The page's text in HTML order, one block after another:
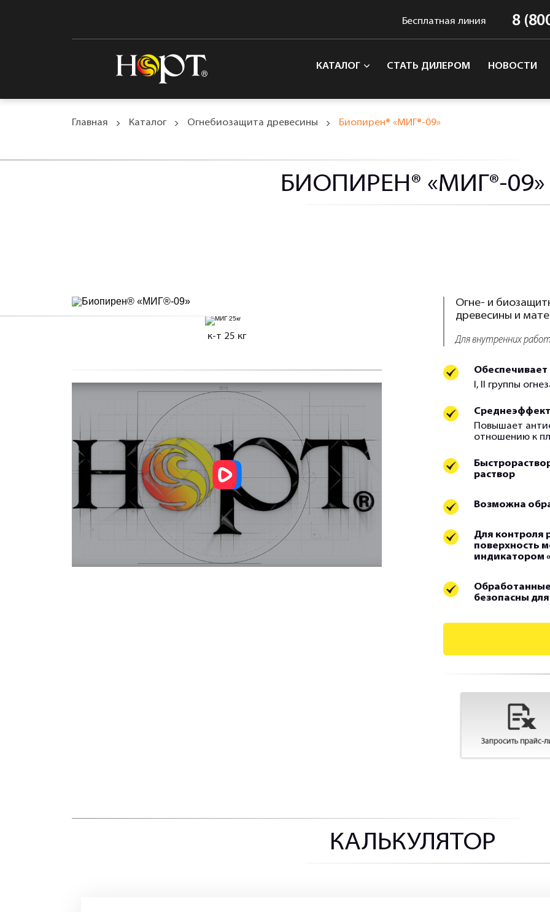
КАТАЛОГ СТАТЬ ДИЛЕРОМ НОВОСТИ
Бесплатная линия 8
Главная Каталог Огнебиозащита древесины Биопирен® «МИГ®-09»
БИОПИРЕН® «МИГ®-09»
к-т 25 кг
Огне- и
древесины и
Для внутренних
I, II группы
Повышает
отношению к
раствор
Возможна
Для контроля
поверхность
индикатором
безопасны
КАЛЬКУЛЯТОР